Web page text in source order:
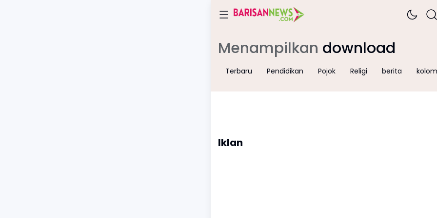
Menampilkan download
Terbaru Pendidikan Pojok Religi berita kolom
Iklan